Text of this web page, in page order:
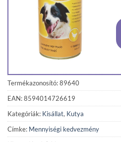
Termékazonosító: 89640
EAN: 8594014726619
Kategóriák: Kisállat, Kutya
Címke: Mennyiségi kedvezmény